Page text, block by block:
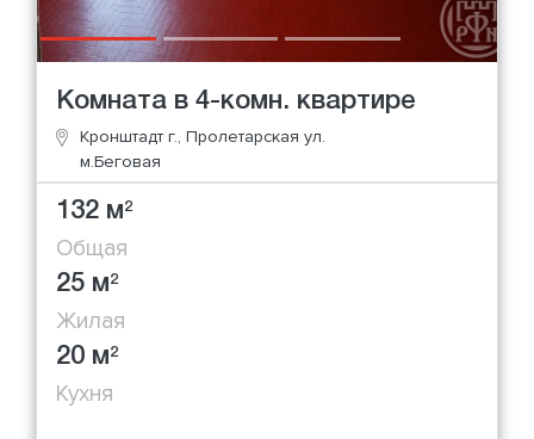
Комната в 4-комн. квартире
Кронштадт г., Пролетарская ул.
м.Беговая
132 м2
Общая
25 м2
Жилая
20 м2
Кухня